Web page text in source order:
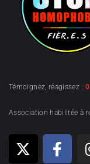
Témoignez, réagissez :
Association habilitée à